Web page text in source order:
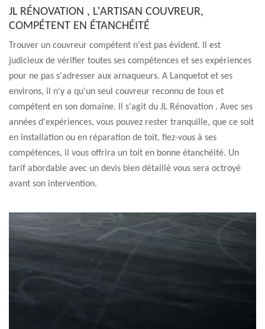
JL RÉNOVATION , L'ARTISAN COUVREUR,
COMPÉTENT EN ÉTANCHÉITÉ
Trouver un couvreur compétent n'est pas évident. Il est
judicieux de vérifier toutes ses compétences et ses expériences
pour ne pas s'adresser aux arnaqueurs. A Lanquetot et ses
environs, il n'y a qu'un seul couvreur reconnu de tous et
compétent en son domaine. Il s'agit du JL Rénovation . Avec ses
années d'expériences, vous pouvez rester tranquille, que ce soit
en installation ou en réparation de toit, fiez-vous à ses
compétences, il vous offrira un toit en bonne étanchéité. Un
tarif abordable avec un devis bien détaillé vous sera octroyé
avant son intervention.